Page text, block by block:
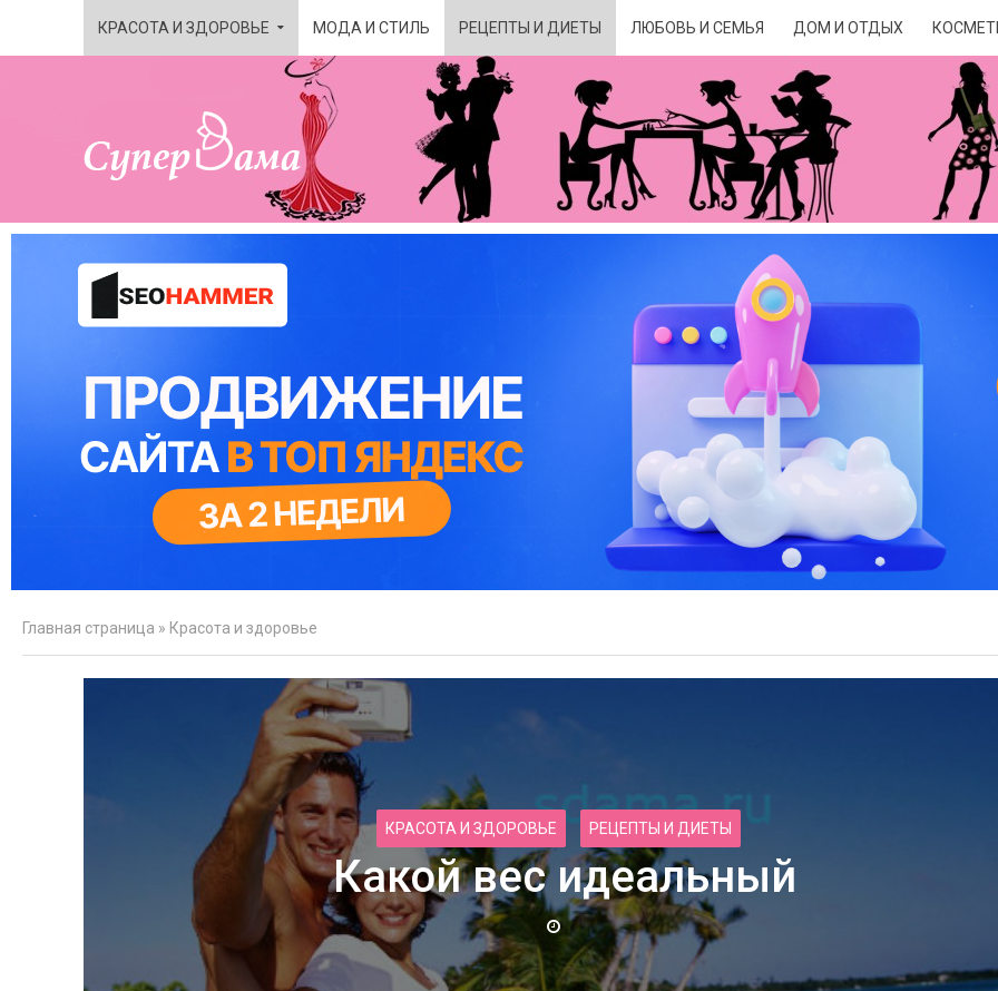
КРАСОТА И ЗДОРОВЬЕ МОДА И СТИЛЬ РЕЦЕПТЫ И ДИЕТЫ ЛЮБОВЬ И СЕМЬЯ ДОМ И ОТДЫХ
Главная страница » Красота и здоровье
КРАСОТА И ЗДОРОВЬЕ РЕЦЕПТЫ И ДИЕТЫ
Какой вес идеальный
Фильм Мираж с Чадовым
Преимущества